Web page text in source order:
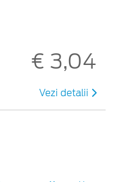
€ 3,04
Vezi detalii